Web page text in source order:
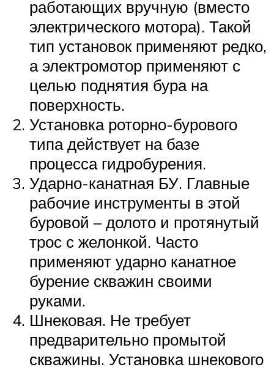
работающих вручную (вместо
электрического мотора). Такой
тип установок применяют редко,
а электромотор применяют с
целью поднятия бура на
поверхность.
Установка роторно-бурового
типа действует на базе
процесса гидробурения.
Ударно-канатная БУ. Главные
рабочие инструменты в этой
буровой – долото и протянутый
трос с желонкой. Часто
применяют ударно канатное
бурение скважин своими
руками.
Шнековая. Не требует
предварительно промытой
скважины. Установка шнекового